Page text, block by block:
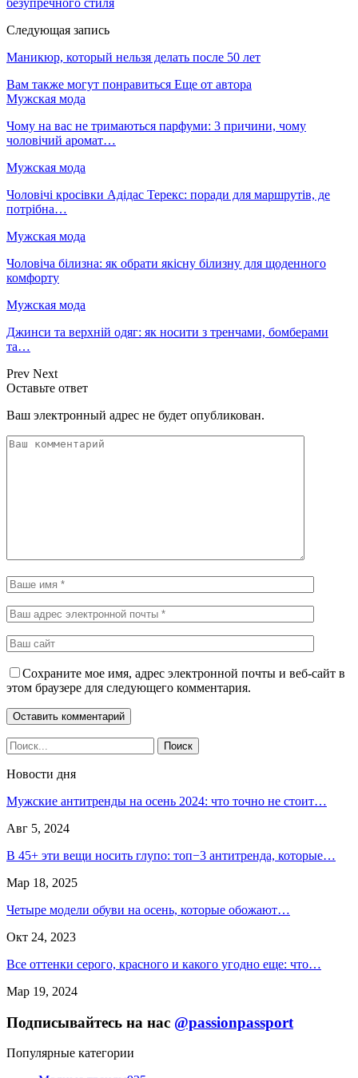
Следующая запись
Маникюр, который нельзя делать после 50 лет
Вам также могут понравиться Еще от автора
Мужская мода
Чому на вас не тримаються парфуми: 3 причини, чому
чоловічий аромат…
Мужская мода
Чоловічі кросівки Адідас Терекс: поради для маршрутів, де
потрібна…
Мужская мода
Чоловіча білизна: як обрати якісну білизну для щоденного
комфорту
Мужская мода
Джинси та верхній одяг: як носити з тренчами, бомберами
та…
Prev Next
Оставьте ответ
Ваш электронный адрес не будет опубликован.
Сохраните мое имя, адрес электронной почты и веб-сайт в
этом браузере для следующего комментария.
Новости дня
Мужские антитренды на осень 2024: что точно не стоит…
Авг 5, 2024
В 45+ эти вещи носить глупо: топ−3 антитренда, которые…
Мар 18, 2025
Четыре модели обуви на осень, которые обожают…
Окт 24, 2023
Все оттенки серого, красного и какого угодно еще: что…
Мар 19, 2024
Подписывайтесь на нас @passionpassport
Популярные категории